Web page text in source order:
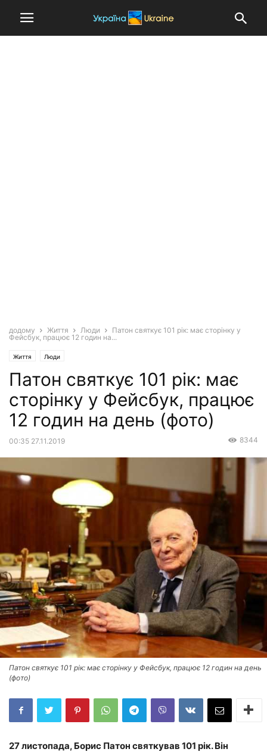
додому Життя Люди
Патон святкує 101 рік: має сторінку у
Фейсбук, працює 12 годин на...
Життя Люди
Патон святкує 101 рік: має
сторінку у Фейсбук, працює
12 годин на день (фото)
00:35 27.11.2019 8344
Патон святкує 101 рік: має сторінку у Фейсбук, працює 12 годин на день
(фото)
27 листопада, Борис Патон святкував 101 рік. Він